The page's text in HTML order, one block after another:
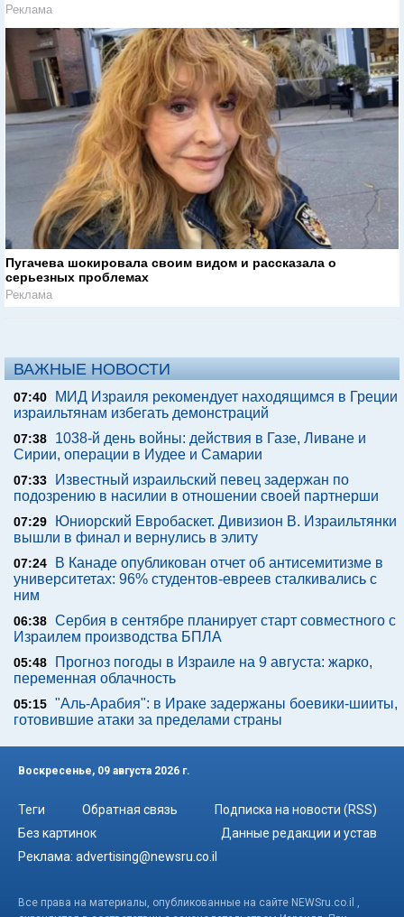
Реклама
Пугачева шокировала своим видом и рассказала о
серьезных проблемах
Реклама
ВАЖНЫЕ НОВОСТИ
07:40
МИД Израиля рекомендует находящимся в Греции
израильтянам избегать демонстраций
07:38
1038-й день войны: действия в Газе, Ливане и
Сирии, операции в Иудее и Самарии
07:33
Известный израильский певец задержан по
подозрению в насилии в отношении своей партнерши
07:29
Юниорский Евробаскет. Дивизион В. Израильтянки
вышли в финал и вернулись в элиту
07:24
В Канаде опубликован отчет об антисемитизме в
университетах: 96% студентов-евреев сталкивались с
ним
06:38 Сербия в сентябре планирует старт совместного с
Израилем производства БПЛА
05:48
Прогноз погоды в Израиле на 9 августа: жарко,
переменная облачность
05:15 "Аль-Арабия": в Ираке задержаны боевики-шииты,
готовившие атаки за пределами страны
Воскресенье, 09 августа 2026 г.
Теги Обратная связь
Подписка на новости (RSS)
Без картинок
Данные редакции и устав
Реклама: advertising@newsru.co.il
Все права на материалы, опубликованные на сайте NEWSru.co.il ,